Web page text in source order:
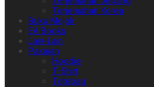
Terjemahan Korea
Buku Mojok
EA Books
Lain-Lain
Pakaian
Hoodie
T-Shirt
Totebag